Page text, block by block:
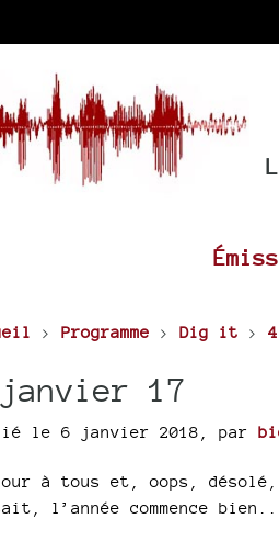
> Programme > Dig it >
17
le 6 janvier 2018 par
à tous et, oops,
l’année commence